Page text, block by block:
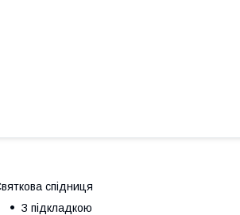
спідниця
З підкладкою